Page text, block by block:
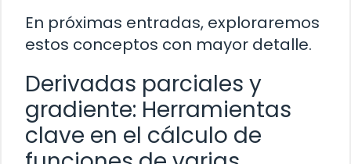
En próximas entradas, exploraremos
estos conceptos con mayor detalle.
Derivadas parciales y
gradiente: Herramientas
clave en el cálculo de